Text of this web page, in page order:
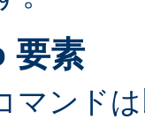
要素
マンド